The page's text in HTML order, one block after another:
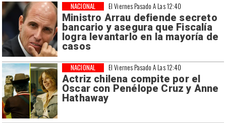
El Viernes Pasado A Las 12:40
Ministro Arrau defiende secreto
bancario y asegura que Fiscalía
logra levantarlo en la mayoría de
casos
NACIONAL
El Viernes Pasado A Las 12:40
Actriz chilena compite por el
Oscar con Penélope Cruz y Anne
Hathaway
NACIONAL